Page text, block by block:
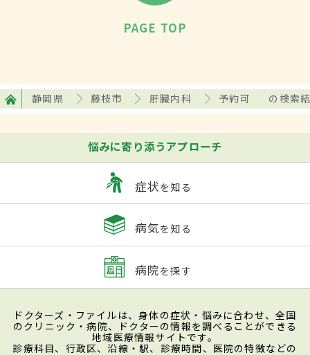
PAGE TOP
静岡県 藤枝市 肝臓内科 予約可 の検索
悩みに寄り添うアプローチ
症状を知る
病気を知る
病院を探す
ドクターズ・ファイルは、身体の症状・悩みに合わせ、全国
のクリニック・病院、ドクターの情報を調べることができる
地域医療情報サイトです。
診療科目、行政区、沿線・駅、診療時間、医院の特徴などの